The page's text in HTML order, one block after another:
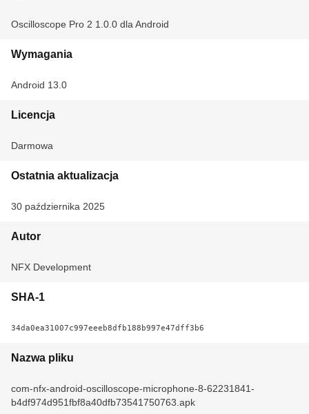
Oscilloscope Pro 2 1.0.0 dla Android
Wymagania
Android 13.0
Licencja
Darmowa
Ostatnia aktualizacja
30 października 2025
Autor
NFX Development
SHA-1
34da0ea31007c997eeeb8dfb188b997e47dff3b6
Nazwa pliku
com-nfx-android-oscilloscope-microphone-8-62231841-
b4df974d951fbf8a40dfb73541750763.apk